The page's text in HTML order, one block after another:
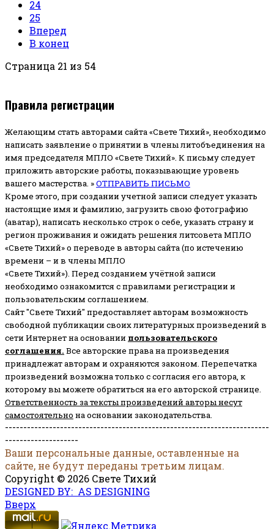
24
25
Вперед
В конец
Страница 21 из 54
Правила регистрации
Желающим стать авторами сайта «Свете Тихий», необходимо
написать заявление о принятии в члены литобъединения на
имя председателя МПЛО «Свете Тихий». К письму следует
приложить авторские работы, показывающие уровень
вашего мастерства. »ОТПРАВИТЬ ПИСЬМО
Кроме этого, при создании учетной записи следует указать
настоящие имя и фамилию, загрузить свою фотографию
(аватар), написать несколько строк о себе, указать страну и
регион проживания и ожидать решения литсовета МПЛО
«Свете Тихий» о переводе в авторы сайта (по истечению
времени – и в члены МПЛО
«Свете Тихий»). Перед созданием учётной записи
необходимо ознакомится с правилами регистрации и
пользовательским соглашением.
Сайт "Свете Тихий" предоставляет авторам возможность
свободной публикации своих литературных произведений в
сети Интернет на основании пользовательского
соглашения. Все авторские права на произведения
принадлежат авторам и охраняются законом. Перепечатка
произведений возможна только с согласия его автора, к
которому вы можете обратиться на его авторской странице.
Ответственность за тексты произведений авторы несут
самостоятельно на основании законодательства.
------------------------------------------------------------------------
--------------------
Ваши персональные данные, оставленные на
сайте, не будут переданы третьим лицам.
Copyright © 2026 Свете Тихий
DESIGNED BY: AS DESIGNING
Вверх